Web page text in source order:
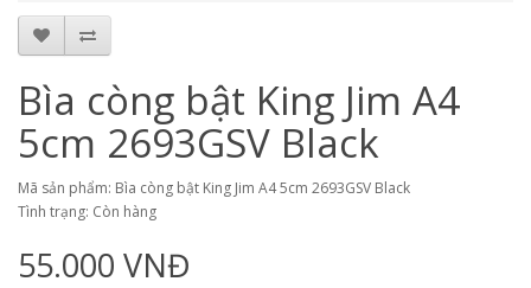
Bìa còng bật King Jim A4
5cm 2693GSV Black
Mã sản phẩm: Bìa còng bật King Jim A4 5cm 2693GSV Black
Tình trạng: Còn hàng
55.000 VNĐ